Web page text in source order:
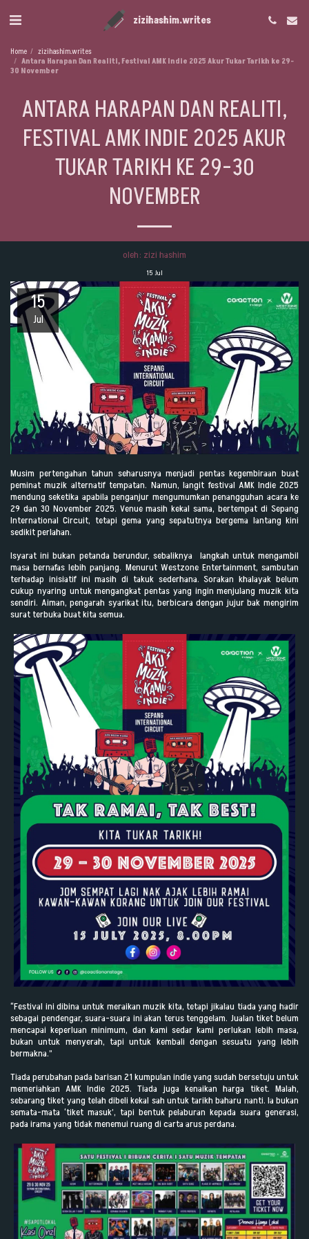
zizihashim.writes
Home
zizihashim.writes
Antara Harapan Dan Realiti, Festival AMK Indie 2025 Akur Tukar Tarikh ke 29-
30 November
ANTARA HARAPAN DAN REALITI,
FESTIVAL AMK INDIE 2025 AKUR
TUKAR TARIKH KE 29-30
NOVEMBER
oleh: zizi hashim
15 Jul
15
Jul
Musim pertengahan tahun seharusnya menjadi pentas kegembiraan buat
peminat muzik alternatif tempatan. Namun, langit festival AMK Indie 2025
mendung seketika apabila penganjur mengumumkan penangguhan acara ke
29 dan 30 November 2025. Venue masih kekal sama, bertempat di Sepang
International Circuit, tetapi gema yang sepatutnya bergema lantang kini
sedikit perlahan.
Isyarat ini bukan petanda berundur, sebaliknya langkah untuk mengambil
masa bernafas lebih panjang. Menurut Westzone Entertainment, sambutan
terhadap inisiatif ini masih di takuk sederhana. Sorakan khalayak belum
cukup nyaring untuk mengangkat pentas yang ingin menjulang muzik kita
sendiri. Aiman, pengarah syarikat itu, berbicara dengan jujur bak mengirim
surat terbuka buat kita semua.
“Festival ini dibina untuk meraikan muzik kita, tetapi jikalau tiada yang hadir
sebagai pendengar, suara-suara ini akan terus tenggelam. Jualan tiket belum
mencapai keperluan minimum, dan kami sedar kami perlukan lebih masa,
bukan untuk menyerah, tapi untuk kembali dengan sesuatu yang lebih
bermakna.”
Tiada perubahan pada barisan 21 kumpulan indie yang sudah bersetuju untuk
memeriahkan AMK Indie 2025. Tiada juga kenaikan harga tiket. Malah,
sebarang tiket yang telah dibeli kekal sah untuk tarikh baharu nanti. Ia bukan
semata-mata ‘tiket masuk’, tapi bentuk pelaburan kepada suara generasi,
pada irama yang tidak menemui ruang di carta arus perdana.